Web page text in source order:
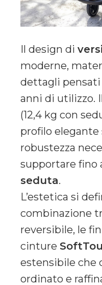
Il design di
moderne,
dettagli pensati
anni di utilizzo.
(12,4 kg con
profilo elegante
robustezza
supportare fino
seduta.
L’estetica si
combinazione
reversibile, le
cinture
estensibile che
ordinato e